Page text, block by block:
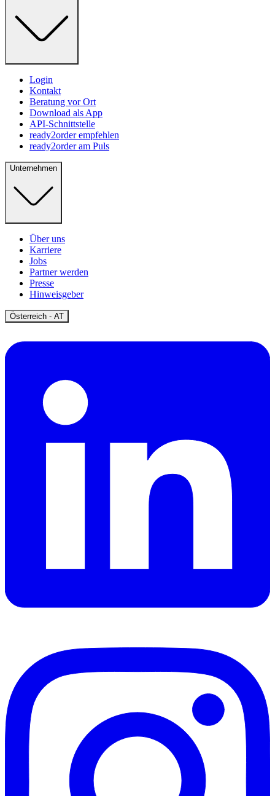
Login
Kontakt
Beratung vor Ort
Download als App
API-Schnittstelle
ready2order empfehlen
ready2order am Puls
Unternehmen
Über uns
Karriere
Jobs
Partner werden
Presse
Hinweisgeber
Österreich - ATOpen